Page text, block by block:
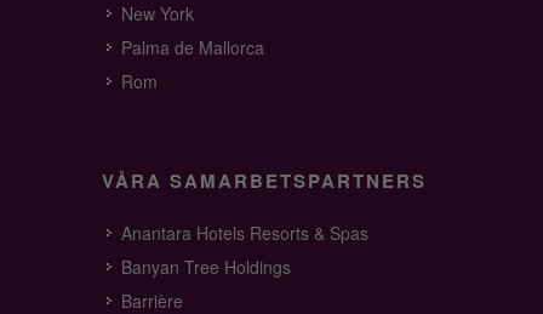
New York
Palma de Mallorca
Rom
VÅRA SAMARBETSPARTNERS
Anantara Hotels Resorts & Spas
Banyan Tree Holdings
Barrière